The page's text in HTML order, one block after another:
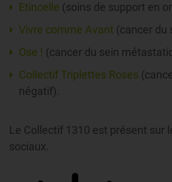
Etincelle (soins de support en
Vivre comme Avant (cancer du
Ose ! (cancer du sein
Collectif Triplettes Roses
négatif).
Le Collectif 1310 est présent sur
sociaux.